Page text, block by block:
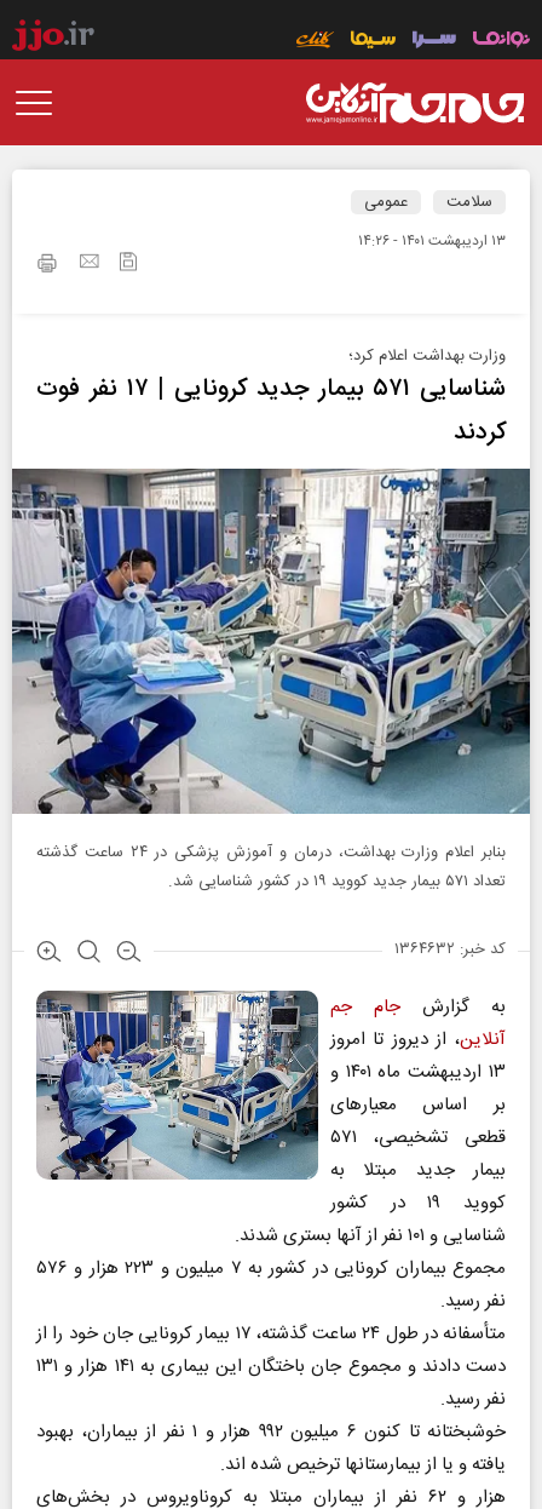
سلامت عمومی
۱۳ ارديبهشت ۱۴۰۱ - ۱۴:۲۶
وزارت بهداشت اعلام کرد؛
شناسایی ۵۷۱ بیمار جدید کرونایی | ۱۷ نفر فوت
کردند
بنابر اعلام وزارت بهداشت، درمان و آموزش پزشکی در ۲۴ ساعت گذشته
تعداد ۵۷۱ بیمار جدید کووید ۱۹ در کشور شناسایی شد.
کد خبر: ۱۳۶۴۶۳۲
به گزارشجام جم
آنلاین، از دیروز تا امروز
۱۳ اردیبهشت ماه ۱۴۰۱ و
بر اساس معیارهای
قطعی تشخیصی، ۵۷۱
بیمار جدید مبتلا به
کووید ۱۹ در کشور
شناسایی و ۱۰۱ نفر از آنها بستری شدند.
مجموع بیماران کرونایی در کشور به ۷ میلیون و ۲۲۳ هزار و ۵۷۶
نفر رسید.
متأسفانه در طول ۲۴ ساعت گذشته، ۱۷ بیمار کرونایی جان خود را از
دست دادند و مجموع جان باختگان این بیماری به ۱۴۱ هزار و ۱۳۱
نفر رسید.
خوشبختانه تا کنون ۶ میلیون ۹۹۲ هزار و ۱ نفر از بیماران، بهبود
یافته و یا از بیمارستانها ترخیص شده اند.
هزار و ۶۲ نفر از بیماران مبتلا به کروناویروس در بخش‌های